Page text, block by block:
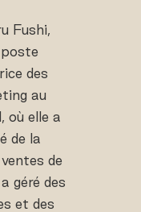
Fushi,
des
au
où elle a
de la
de
géré des
et des